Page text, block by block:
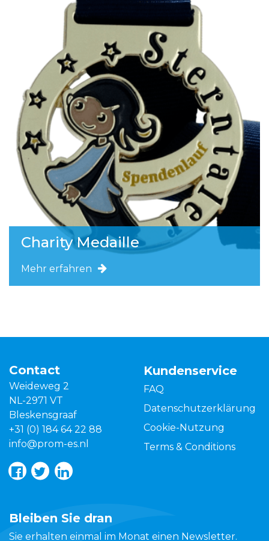
Charity Medaille
Mehr erfahren
Contact
Weideweg 2
NL-2971 VT
Bleskensgraaf
+31 (0) 184 64 22 88
info@prom-es.nl
Kundenservice
FAQ
Datenschutzerklärung
Cookie-Nutzung
Terms & Conditions
Bleiben Sie dran
Sie erhalten einmal im Monat einen Newsletter.